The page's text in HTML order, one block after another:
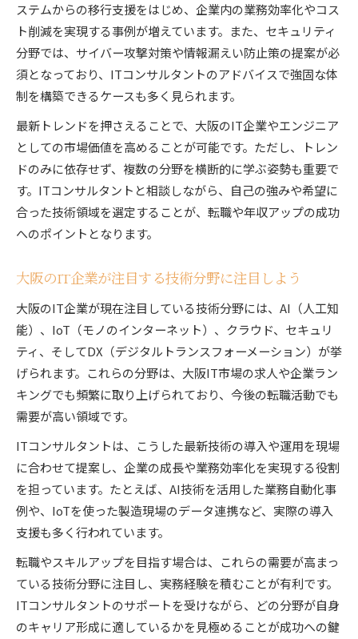
ステムからの移行支援をはじめ、企業内の業務効率化やコス
ト削減を実現する事例が増えています。また、セキュリティ
分野では、サイバー攻撃対策や情報漏えい防止策の提案が必
須となっており、ITコンサルタントのアドバイスで強固な体
制を構築できるケースも多く見られます。
最新トレンドを押さえることで、大阪のIT企業やエンジニア
としての市場価値を高めることが可能です。ただし、トレン
ドのみに依存せず、複数の分野を横断的に学ぶ姿勢も重要で
す。ITコンサルタントと相談しながら、自己の強みや希望に
合った技術領域を選定することが、転職や年収アップの成功
へのポイントとなります。
大阪のIT企業が注目する技術分野に注目しよう
大阪のIT企業が現在注目している技術分野には、AI（人工知
能）、IoT（モノのインターネット）、クラウド、セキュリ
ティ、そしてDX（デジタルトランスフォーメーション）が挙
げられます。これらの分野は、大阪IT市場の求人や企業ラン
キングでも頻繁に取り上げられており、今後の転職活動でも
需要が高い領域です。
ITコンサルタントは、こうした最新技術の導入や運用を現場
に合わせて提案し、企業の成長や業務効率化を実現する役割
を担っています。たとえば、AI技術を活用した業務自動化事
例や、IoTを使った製造現場のデータ連携など、実際の導入
支援も多く行われています。
転職やスキルアップを目指す場合は、これらの需要が高まっ
ている技術分野に注目し、実務経験を積むことが有利です。
ITコンサルタントのサポートを受けながら、どの分野が自身
のキャリア形成に適しているかを見極めることが成功への鍵